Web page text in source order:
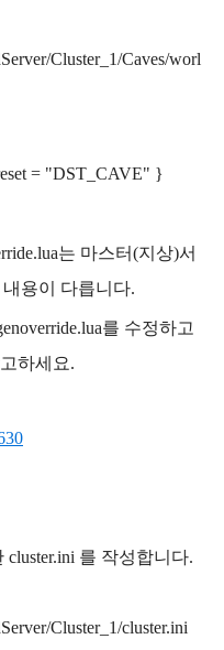
Cluster_1/Caves/worl
= "DST_CAVE" }
는 마스터(지상)서
용이 다릅니다.
를 수정하고
하세요.
를 작성합니다.
Cluster_1/cluster.ini